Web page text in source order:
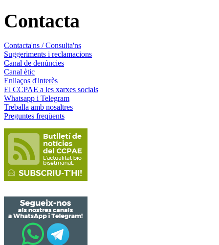
Contacta
Contacta'ns / Consulta'ns
Suggeriments i reclamacions
Canal de denúncies
Canal ètic
Enllaços d'interès
El CCPAE a les xarxes socials
Whatsapp i Telegram
Treballa amb nosaltres
Preguntes freqüents